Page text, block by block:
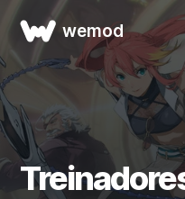
wemod